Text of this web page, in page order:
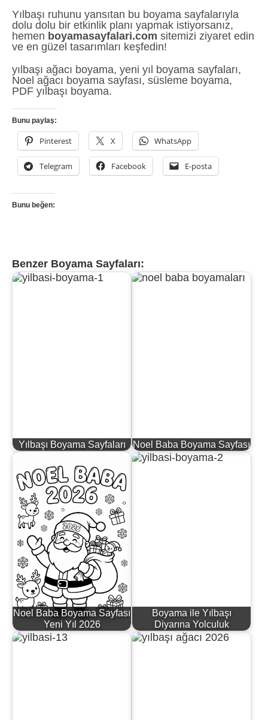
Yılbaşı ruhunu yansıtan bu boyama sayfalarıyla
dolu dolu bir etkinlik planı yapmak istiyorsanız,
hemen boyamasayfalari.com sitemizi ziyaret edin
ve en güzel tasarımları keşfedin!
yılbaşı ağacı boyama, yeni yıl boyama sayfaları,
Noel ağacı boyama sayfası, süsleme boyama,
PDF yılbaşı boyama.
Bunu paylaş:
Pinterest X WhatsApp
Telegram Facebook E-posta
Bunu beğen:
Benzer Boyama Sayfaları:
Yılbaşı Boyama Sayfaları Noel Baba Boyama Sayfası
Noel Baba Boyama Sayfası
Yeni Yıl 2026
Boyama ile Yılbaşı
Diyarına Yolculuk